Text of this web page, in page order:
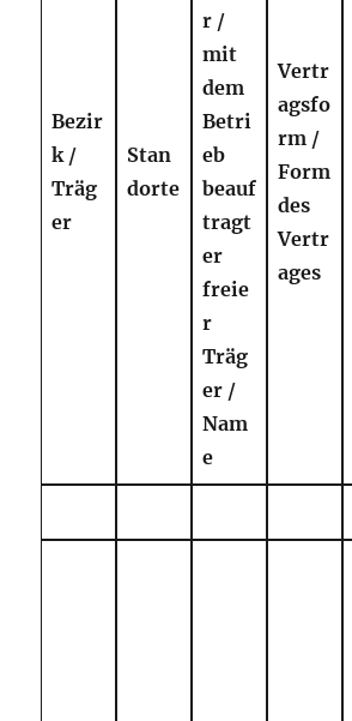
Bezir
k /
Träg
er
Stan
dorte
r /
mit
dem
Betri
eb
beauf
tragt
er
freie
r
Träg
er /
Nam
e
Vertr
agsfo
rm /
Form
des
Vertr
ages